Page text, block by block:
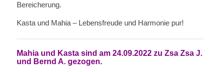
Bereicherung.
Kasta und Mahia – Lebensfreude und Harmonie pur!
Mahia und Kastasind am 24.09.2022 zu Zsa Zsa J.
und Bernd A. gezogen.